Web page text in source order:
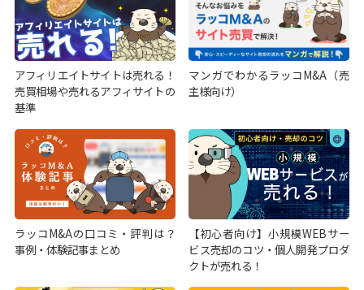
アフィリエイトサイトは売れる！
売買相場や売れるアフィサイトの
基準
マンガでわかるラッコM&A（売
主様向け）
ラッコM&Aの口コミ・評判は？
事例・体験記事まとめ
【初心者向け】小規模WEBサー
ビス売却のコツ・個人開発プロダ
クトが売れる！